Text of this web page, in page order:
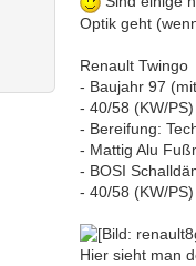
Optik geht
Renault Twingo
- Baujahr 97
- 40/58 (KW/PS)
- Bereifung:
- Mattig Alu
- BOSI
- 40/58 (KW/PS)
Hier sieht man